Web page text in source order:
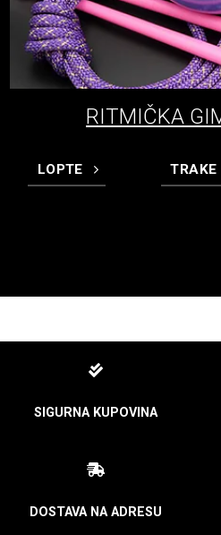
RITMIČKA
LOPTE TRAKE
SIGURNA KUPOVINA
DOSTAVA NA ADRESU